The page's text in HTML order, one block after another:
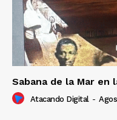
Sabana de la Mar en
Atacando Digital -